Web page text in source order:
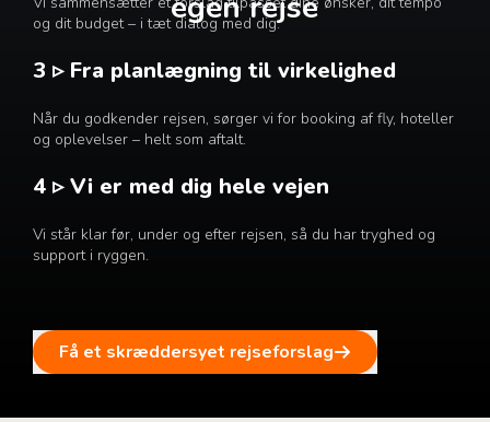
og dit budget – i tæt dialog med dig.
3 ▹ Fra planlægning til virkelighed
Når du godkender rejsen, sørger vi for booking af fly, hoteller
og oplevelser – helt som aftalt.
4 ▹ Vi er med dig hele vejen
Vi står klar før, under og efter rejsen, så du har tryghed og
support i ryggen.
Få et skræddersyet rejseforslag